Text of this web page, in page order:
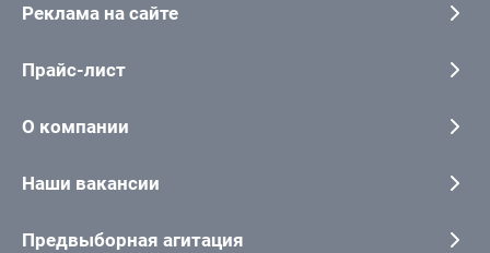
Реклама на сайте
Прайс-лист
О компании
Наши вакансии
Предвыборная агитация